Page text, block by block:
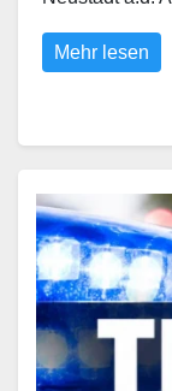
Mehr lesen